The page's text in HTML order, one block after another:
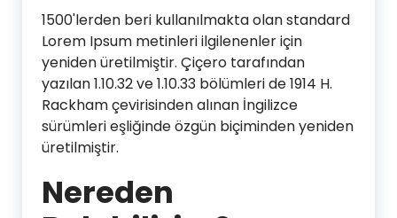
1500'lerden beri kullanılmakta olan standard
Lorem Ipsum metinleri ilgilenenler için
yeniden üretilmiştir. Çiçero tarafından
yazılan 1.10.32 ve 1.10.33 bölümleri de 1914 H.
Rackham çevirisinden alınan İngilizce
sürümleri eşliğinde özgün biçiminden yeniden
üretilmiştir.
Nereden